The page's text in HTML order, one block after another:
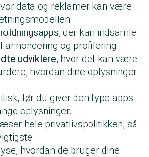
data og reklamer kan være
, der kan indsamle
annoncering og profilering
udviklere, hvor det kan være
hvordan dine oplysninger
før du giver den type apps
oplysninger.
hele privatlivspolitikken, så
hvordan de bruger dine